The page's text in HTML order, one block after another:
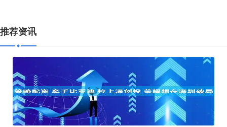
推荐资讯